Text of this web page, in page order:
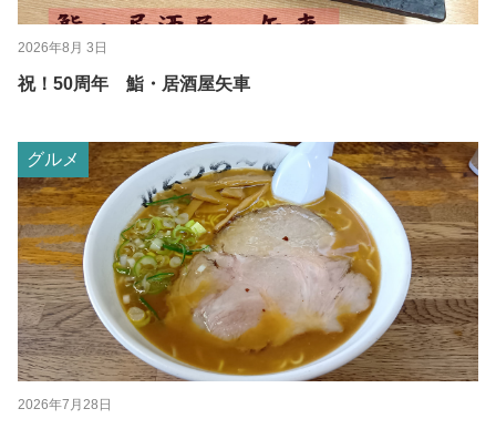
2026年8月 3日
祝！50周年 鮨・居酒屋矢車
グルメ
2026年7月28日